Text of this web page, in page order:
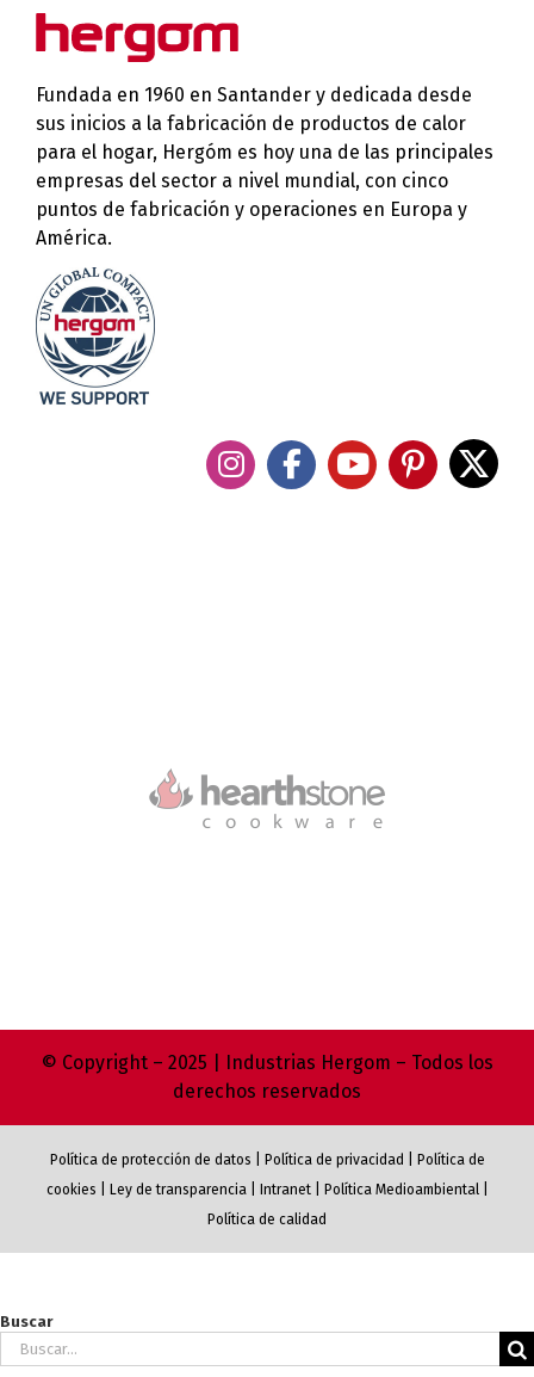
Fundada en 1960 en Santander y dedicada desde
sus inicios a la fabricación de productos de calor
para el hogar, Hergóm es hoy una de las principales
empresas del sector a nivel mundial, con cinco
puntos de fabricación y operaciones en Europa y
América.
© Copyright – 2025 | Industrias Hergom – Todos los
derechos reservados
Política de protección de datos Política de privacidad
Política de
cookies
Ley de transparencia| Intranet| Política Medioambiental|
Política de calidad
Buscar
Buscar: